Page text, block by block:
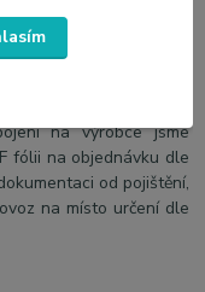
fólii PPF
na výrobce jsme
fólii na objednávku dle
od pojištění,
na místo určení dle